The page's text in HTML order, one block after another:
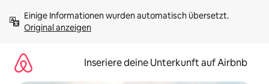
Inhalten
springenOriginal anzeigen
Inseriere deine Unterkunft auf Airbnb